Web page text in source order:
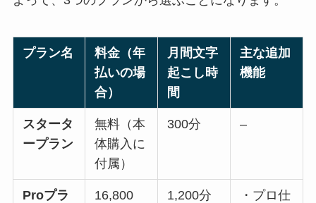
プラン名
料金（年
払いの場
合）
月間文字
起こし時
間
主な追加
機能
スタータ
ープラン
無料（本
体購入に
付属）
300分 –
Proプラ
16,800
1,200分
・プロ仕